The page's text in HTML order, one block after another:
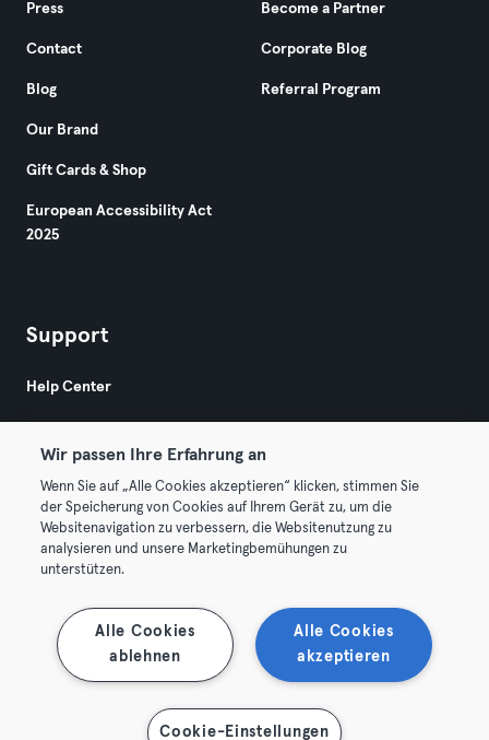
Press
Contact
Blog
Our Brand
Gift Cards & Shop
European Accessibility Act
2025
Become a Partner
Corporate Blog
Referral Program
Support
Help Center
© 2026 Urban Sports Group GmbH. All rights reserved.
Terms & Conditions
Terminate contracts here Withdraw contracts here
Wir passen Ihre Erfahrung an
Wenn Sie auf „Alle Cookies akzeptieren“ klicken, stimmen Sie
der Speicherung von Cookies auf Ihrem Gerät zu, um die
Websitenavigation zu verbessern, die Websitenutzung zu
analysieren und unsere Marketingbemühungen zu
unterstützen.
Alle Cookies
akzeptieren
Alle Cookies
ablehnen
Cookie-Einstellungen